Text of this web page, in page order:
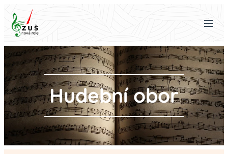
Hudební obor